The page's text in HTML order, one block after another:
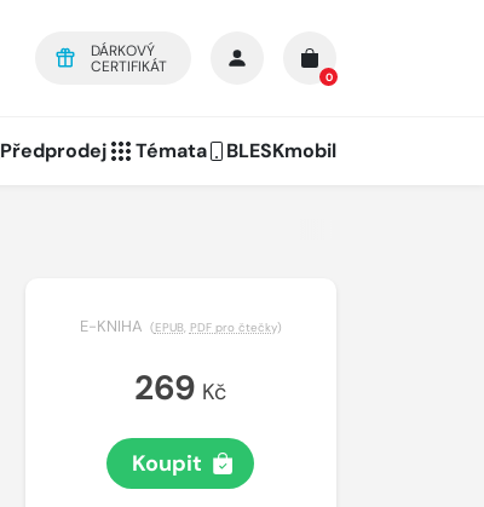
DÁRKOVÝ
CERTIFIKÁT
0
Předprodej Témata BLESKmobil
E-KNIHA (EPUB, PDF pro čtečky)
269 Kč
Koupit